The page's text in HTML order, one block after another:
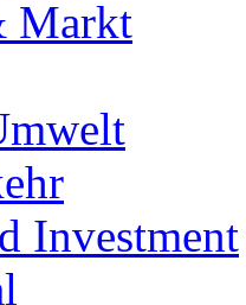
Markt
Investment